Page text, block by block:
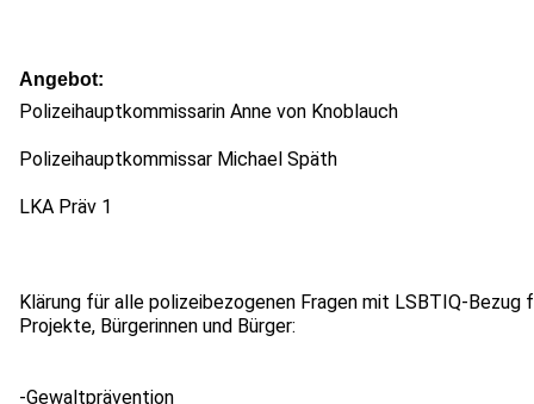
Angebot
Polizeihauptkommissarin Anne von Knoblauch
Polizeihauptkommissar Michael Späth
LKA Präv 1
Klärung für alle polizeibezogenen Fragen mit LSBTIQ-Bezug
Projekte, Bürgerinnen und Bürger:
-Gewaltprävention